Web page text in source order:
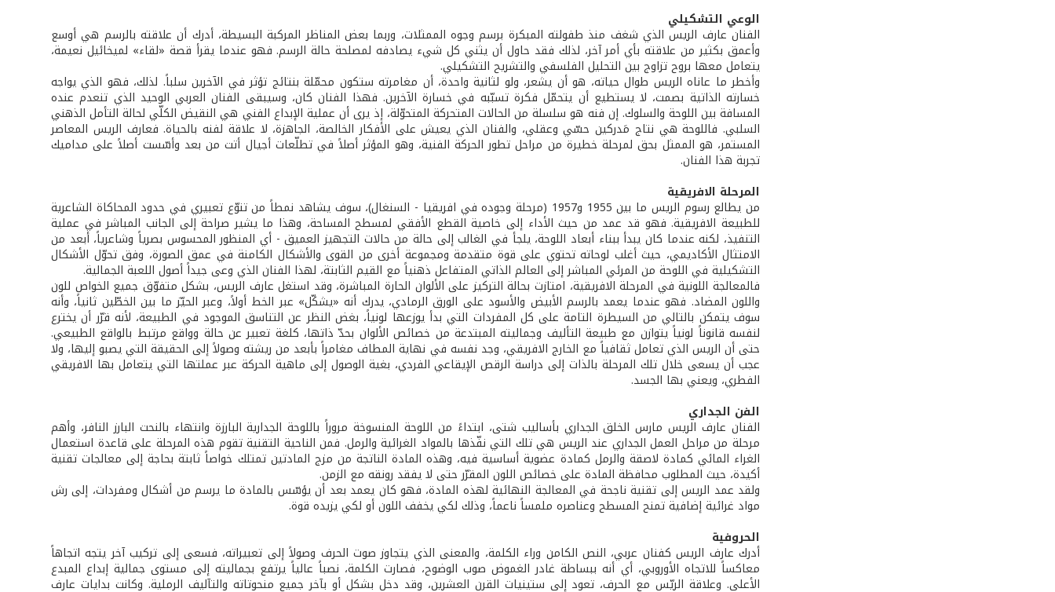
الوعي التشكيلي
الفنان عارف الريس الذي شغف منذ طفولته المبكرة برسم وجوه الممثلات، وربما بعض المناظر المركبة البسيطة، أدرك أن علاقته بالرسم هي أوسع
وأعمق بكثير من علاقته بأي أمر آخر، لذلك فقد حاول أن يثني كل شيء يصادفه لمصلحة حالة الرسم. فهو عندما يقرأ قصة «لقاء» لميخائيل نعيمة،
يتعامل معها بروح تزاوج بين التحليل الفلسفي والتشريح التشكيلي.
وأخطر ما عاناه الريس طوال حياته، هو أن يشعر، ولو لثانية واحدة، أن مغامرته ستكون محمّلة بنتائج تؤثر في الآخرين سلباً. لذلك، فهو الذي يواجه
خسارته الذاتية بصمت، لا يستطيع أن يتحمّل فكرة تسبّبه في خسارة الآخرين. فهذا الفنان كان، وسيبقى الفنان العربي الوحيد الذي تنعدم عنده
المسافة بين اللوحة والسلوك. إن فنه هو سلسلة من الحالات المتحركة المتحوّلة، إذ يرى أن عملية الإبداع الفني هي النقيض الكلّي لحالة التأمل الذهني
السلبي. فاللوحة هي نتاج مَدركين حسّي وعقلي، والفنان الذي يعيش على الأفكار الخالصة، الجاهزة، لا علاقة لفنه بالحياة. فعارف الريس المعاصر
المستمر، هو الممثل بحق لمرحلة خطيرة من مراحل تطور الحركة الفنية، وهو المؤثر أصلاً في تطلّعات أجيال أتت من بعد وأسّست أصلاً على مداميك
تجربة هذا الفنان.
المرحلة الافريقية
من يطالع رسوم الريس ما بين 1955 و1957 (مرحلة وجوده في افريقيا - السنغال)، سوف يشاهد نمطاً من تنوّع تعبيري في حدود المحاكاة الشاعرية
للطبيعة الافريقية. فهو قد عمد من حيث الأداء إلى خاصية القطع الأفقي لمسطح المساحة، وهذا ما يشير صراحة إلى الجانب المباشر في عملية
التنفيذ، لكنه عندما كان يبدأ ببناء أبعاد اللوحة، يلجأ في الغالب إلى حالة من حالات التجهيز العميق - أي المنظور المحسوس بصرياً وشاعرياً، أبعد من
الامتثال الأكاديمي، حيث أغلب لوحاته تحتوي على قوة متقدمة ومجموعة أخرى من القوى والأشكال الكامنة في عمق الصورة، وفق تحوّل الأشكال
التشكيلية في اللوحة من المرئي المباشر إلى العالم الذاتي المتفاعل ذهنياً مع القيم الثابتة، لهذا الفنان الذي وعى جيداً أصول اللعبة الجمالية.
فالمعالجة اللونية في المرحلة الافريقية، امتازت بحالة التركيز على الألوان الحارة المباشرة، وقد استغل عارف الريس، بشكل متفوّق جميع الخواص للون
واللون المضاد. فهو عندما يعمد بالرسم الأبيض والأسود على الورق الرمادي، يدرك أنه «يشكّل» عبر الخط أولاً، وعبر الحيّز ما بين الخطّين ثانياً، وأنه
سوف يتمكن بالتالي من السيطرة التامة على كل المفردات التي بدأ يوزعها لونياً، بغض النظر عن التناسق الموجود في الطبيعة، لأنه قرّر أن يخترع
لنفسه قانوناً لونياً يتوازن مع طبيعة التأليف وجماليته المبتدعة من خصائص الألوان بحدّ ذاتها، كلغة تعبير عن حالة وواقع مرتبط بالواقع الطبيعي.
حتى أن الريس الذي تعامل ثقافياً مع الخارج الافريقي، وجد نفسه في نهاية المطاف مغامراً بأبعد من ريشته وصولاً إلى الحقيقة التي يصبو إليها، ولا
عجب أن يسعى خلال تلك المرحلة بالذات إلى دراسة الرقص الإيقاعي الفردي، بغية الوصول إلى ماهية الحركة عبر عملتها التي يتعامل بها الافريقي
الفطري، ويعني بها الجسد.
الفن الجداري
الفنان عارف الريس مارس الخلق الجداري بأساليب شتى، ابتداءً من اللوحة المنسوخة مروراً باللوحة الجدارية البارزة وانتهاء بالنحت البارز النافر، وأهم
مرحلة من مراحل العمل الجداري عند الريس هي تلك التي نفّذها بالمواد الغرائية والرمل. فمن الناحية التقنية تقوم هذه المرحلة على قاعدة استعمال
الغراء المائي كمادة لاصقة والرمل كمادة عضوية أساسية فيه، وهذه المادة الناتجة من مزج المادتين تمتلك خواصاً ثابتة بحاجة إلى معالجات تقنية
أكيدة، حيث المطلوب محافظة المادة على خصائص اللون المقرّر حتى لا يفقد رونقه مع الزمن.
ولقد عمد الريس إلى تقنية ناجحة في المعالجة النهائية لهذه المادة، فهو كان يعمد بعد أن يؤسّس بالمادة ما يرسم من أشكال ومفردات، إلى رش
مواد غرائية إضافية تمنح المسطح وعناصره ملمساً ناعماً، وذلك لكي يخفف اللون أو لكي يزيده قوة.
الحروفية
أدرك عارف الريس كفنان عربي، النص الكامن وراء الكلمة، والمعنى الذي يتجاوز صوت الحرف وصولاً إلى تعبيراته، فسعى إلى تركيب آخر يتجه اتجاهاً
معاكساً للاتجاه الأوروبي، أي أنه ببساطة غادر الغموض صوب الوضوح، فصارت الكلمة، نصباً عالياً يرتفع بجماليته إلى مستوى جمالية إبداع المبدع
الأعلى. وعلاقة الريّس مع الحرف، تعود إلى ستينيات القرن العشرين، وقد دخل بشكل أو بآخر جميع منحوتاته والتآليف الرملية. وكانت بدايات عارف